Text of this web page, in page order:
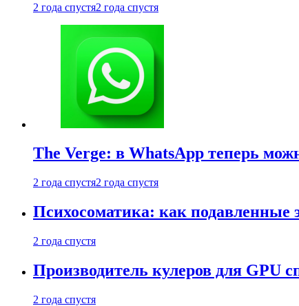
2 года спустя2 года спустя
The Verge: в WhatsApp теперь
2 года спустя2 года спустя
Психосоматика: как подавленные
2 года спустя
Производитель кулеров для GPU
2 года спустя